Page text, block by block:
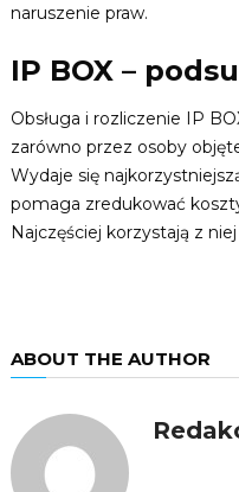
naruszenie praw.
IP BOX –
Obsługa i rozliczenie IP
zarówno przez osoby
Wydaje się
pomaga zredukować
Najczęściej korzystają z
ABOUT THE AUTHOR